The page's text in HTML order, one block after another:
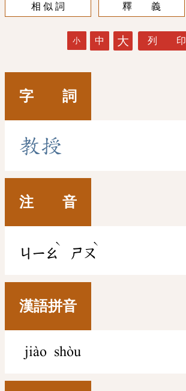
相 似 詞
釋 義
小 中 大 列 印
字 詞
教授
注 音
ㄐㄧㄠ
ˋ
ㄕㄡ
ˋ
漢語拼音
jiào shòu